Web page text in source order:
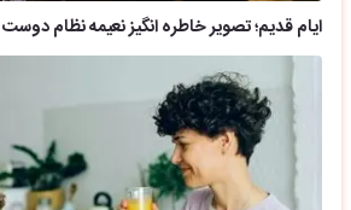
ایام قدیم؛ تصویر خاطره انگیز نعیمه نظام